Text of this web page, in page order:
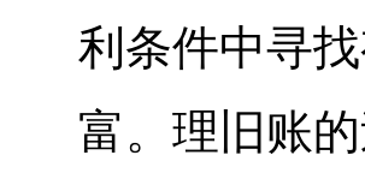
利条件中寻
富。理旧账